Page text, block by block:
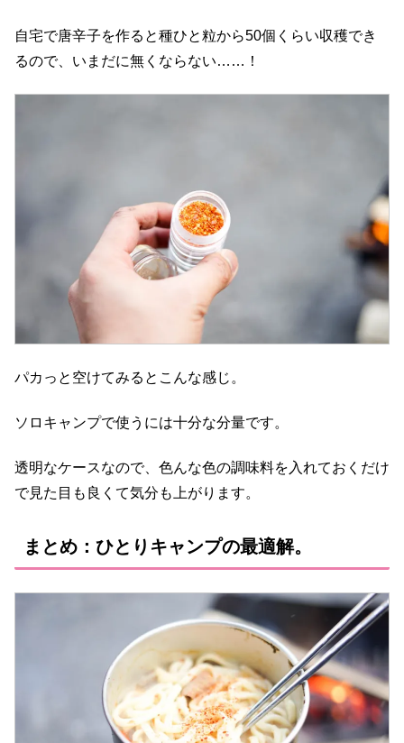
自宅で唐辛子を作ると種ひと粒から50個くらい収穫でき
るので、いまだに無くならない……！
パカっと空けてみるとこんな感じ。
ソロキャンプで使うには十分な分量です。
透明なケースなので、色んな色の調味料を入れておくだけ
で見た目も良くて気分も上がります。
まとめ：ひとりキャンプの最適解。